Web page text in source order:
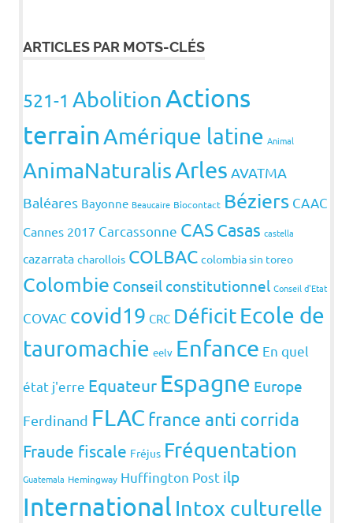
ARTICLES PAR MOTS-CLÉS
521-1 AbolitionActions
terrainAmérique latine Animal
AnimaNaturalisArles AVATMA
Baléares Bayonne Beaucaire Biocontact Béziers CAAC
Cannes 2017 Carcassonne CASCasas castella
cazarrata charollois COLBAC colombia sin toreo
Colombie Conseil constitutionnel Conseil d'Etat
COVAC covid19 CRC DéficitEcole de
tauromachie eelv Enfance En quel
état j'erre Equateur Espagne Europe
Ferdinand FLAC france anti corrida
Fraude fiscale Fréjus Fréquentation
Guatemala Hemingway Huffington Post ilp
International Intox culturelle